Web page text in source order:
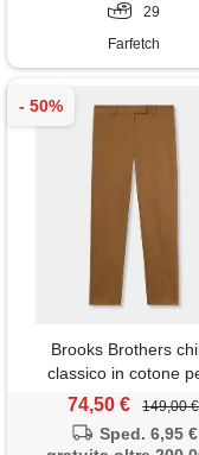
29
Farfetch
Brooks Brothers
classico in cotone
74,50 € 149,00 €
Sped. 6,95 €